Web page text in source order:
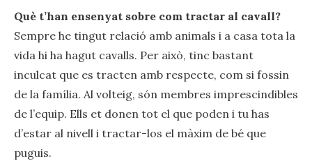
Què t’han ensenyat sobre com tractar al cavall?
Sempre he tingut relació amb animals i a casa tota la
vida hi ha hagut cavalls. Per això, tinc bastant
inculcat que es tracten amb respecte, com si fossin
de la família. Al volteig, són membres imprescindibles
de l’equip. Ells et donen tot el que poden i tu has
d’estar al nivell i tractar-los el màxim de bé que
puguis.